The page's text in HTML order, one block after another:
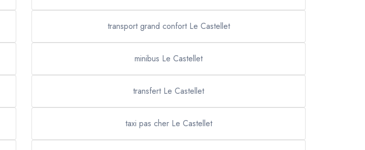
transport grand confort Le Castellet
minibus Le Castellet
transfert Le Castellet
taxi pas cher Le Castellet